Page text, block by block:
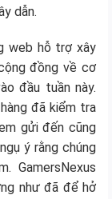
dẫn.
web hỗ trợ xây
đồng về cơ
đầu tuần này.
đã kiểm tra
gửi đến cũng
ý rằng chúng
GamersNexus
như đã để hở